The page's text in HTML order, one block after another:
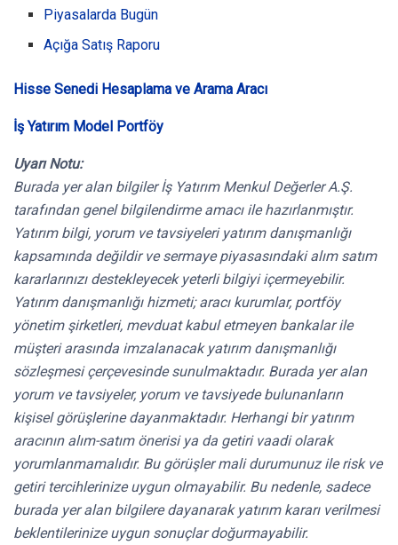
Piyasalarda Bugün
Açığa Satış Raporu
Hisse Senedi Hesaplama ve Arama Aracı
İş Yatırım Model Portföy
Uyarı Notu:
Burada yer alan bilgiler İş Yatırım Menkul Değerler A.Ş.
tarafından genel bilgilendirme amacı ile hazırlanmıştır.
Yatırım bilgi, yorum ve tavsiyeleri yatırım danışmanlığı
kapsamında değildir ve sermaye piyasasındaki alım satım
kararlarınızı destekleyecek yeterli bilgiyi içermeyebilir.
Yatırım danışmanlığı hizmeti; aracı kurumlar, portföy
yönetim şirketleri, mevduat kabul etmeyen bankalar ile
müşteri arasında imzalanacak yatırım danışmanlığı
sözleşmesi çerçevesinde sunulmaktadır. Burada yer alan
yorum ve tavsiyeler, yorum ve tavsiyede bulunanların
kişisel görüşlerine dayanmaktadır. Herhangi bir yatırım
aracının alım-satım önerisi ya da getiri vaadi olarak
yorumlanmamalıdır. Bu görüşler mali durumunuz ile risk ve
getiri tercihlerinize uygun olmayabilir. Bu nedenle, sadece
burada yer alan bilgilere dayanarak yatırım kararı verilmesi
beklentilerinize uygun sonuçlar doğurmayabilir.